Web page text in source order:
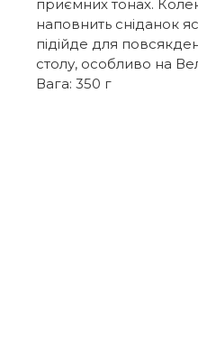
приємних тонах.
наповнить сніданок
підійде для
столу, особливо на
Вага: 350 г